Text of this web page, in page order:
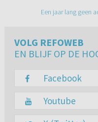
Een jaar lang geen
VOLG REFOWEB
EN BLIJF OP DE
Facebook
Youtube